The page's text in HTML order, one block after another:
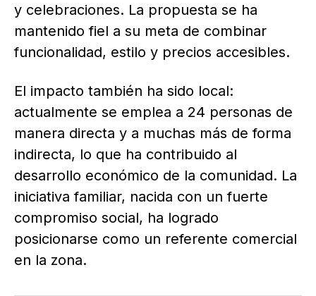
y celebraciones. La propuesta se ha
mantenido fiel a su meta de combinar
funcionalidad, estilo y precios accesibles.
El impacto también ha sido local:
actualmente se emplea a 24 personas de
manera directa y a muchas más de forma
indirecta, lo que ha contribuido al
desarrollo económico de la comunidad. La
iniciativa familiar, nacida con un fuerte
compromiso social, ha logrado
posicionarse como un referente comercial
en la zona.